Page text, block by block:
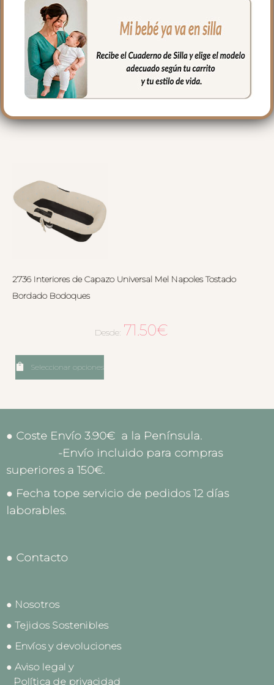
PRODUCTOS
RELACIONADOS
2736 Interiores de Capazo Universal Mel Napoles Tostado
Bordado Bodoques
Desde: 71.50€
Seleccionar opciones
● Coste Envío 3.90€ a la Península.
-Envío incluido para compras
superiores a 150€.
● Fecha tope servicio de pedidos 12 días
laborables.
● Contacto
● Nosotros
● Tejidos Sostenibles
● Envíos y devoluciones
● Aviso legal y
Política de privacidad